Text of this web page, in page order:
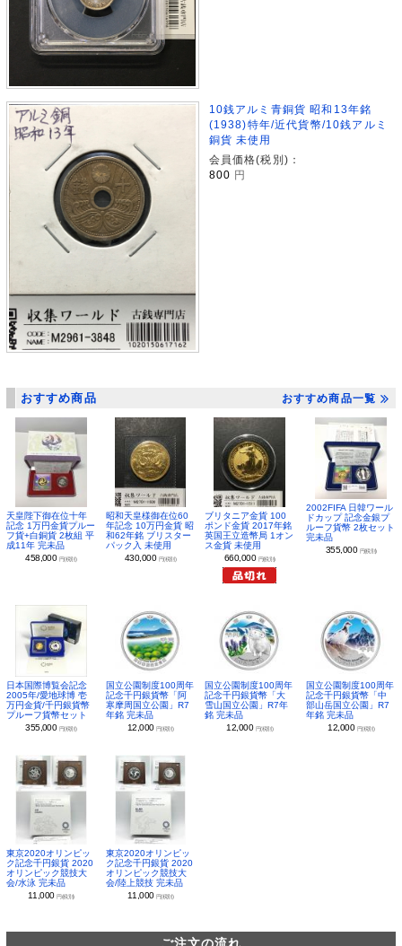
10銭アルミ青銅貨 昭和13年銘
(1938)特年/近代貨幣/10銭アルミ
銅貨 未使用
会員価格(税別)：
800 円
おすすめ商品 おすすめ商品一覧
天皇陛下御在位十年
記念 1万円金貨プルー
フ貨+白銅貨 2枚組 平
成11年 完未品
458,000 円(税別)
昭和天皇様御在位60
年記念 10万円金貨 昭
和62年銘 ブリスター
パック入 未使用
430,000 円(税別)
ブリタニア金貨 100
ポンド金貨 2017年銘
英国王立造幣局 1オン
ス金貨 未使用
660,000 円(税別)
2002FIFA 日韓ワール
ドカップ 記念金銀プ
ルーフ貨幣 2枚セット
完未品
355,000 円(税別)
日本国際博覧会記念
2005年/愛地球博 壱
万円金貨/千円銀貨幣
プルーフ貨幣セット
355,000 円(税別)
国立公園制度100周年
記念千円銀貨幣「阿
寒摩周国立公園」R7
年銘 完未品
12,000 円(税別)
国立公園制度100周年
記念千円銀貨幣「大
雪山国立公園」R7年
銘 完未品
12,000 円(税別)
国立公園制度100周年
記念千円銀貨幣「中
部山岳国立公園」R7
年銘 完未品
12,000 円(税別)
東京2020オリンピッ
ク記念千円銀貨 2020
オリンピック競技大
会/水泳 完未品
11,000円(税別)
東京2020オリンピッ
ク記念千円銀貨 2020
オリンピック競技大
会/陸上競技 完未品
11,000 円(税別)
ご注文の流れ